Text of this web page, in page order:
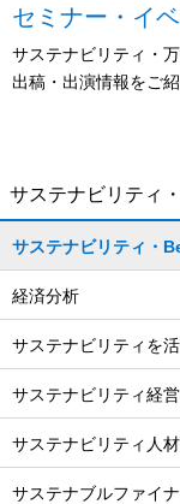
セミナー・イ
サステナビリティ・
出稿・出演情報をご紹
サステナビリティ
サステナビリティ・
経済分析
サステナビリティを
サステナビリティ経
サステナビリティ人
サステナブルファイ